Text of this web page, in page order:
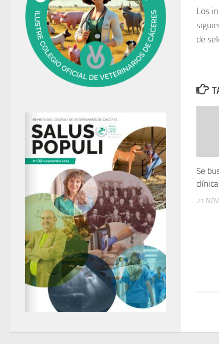
Los
de
Se
21